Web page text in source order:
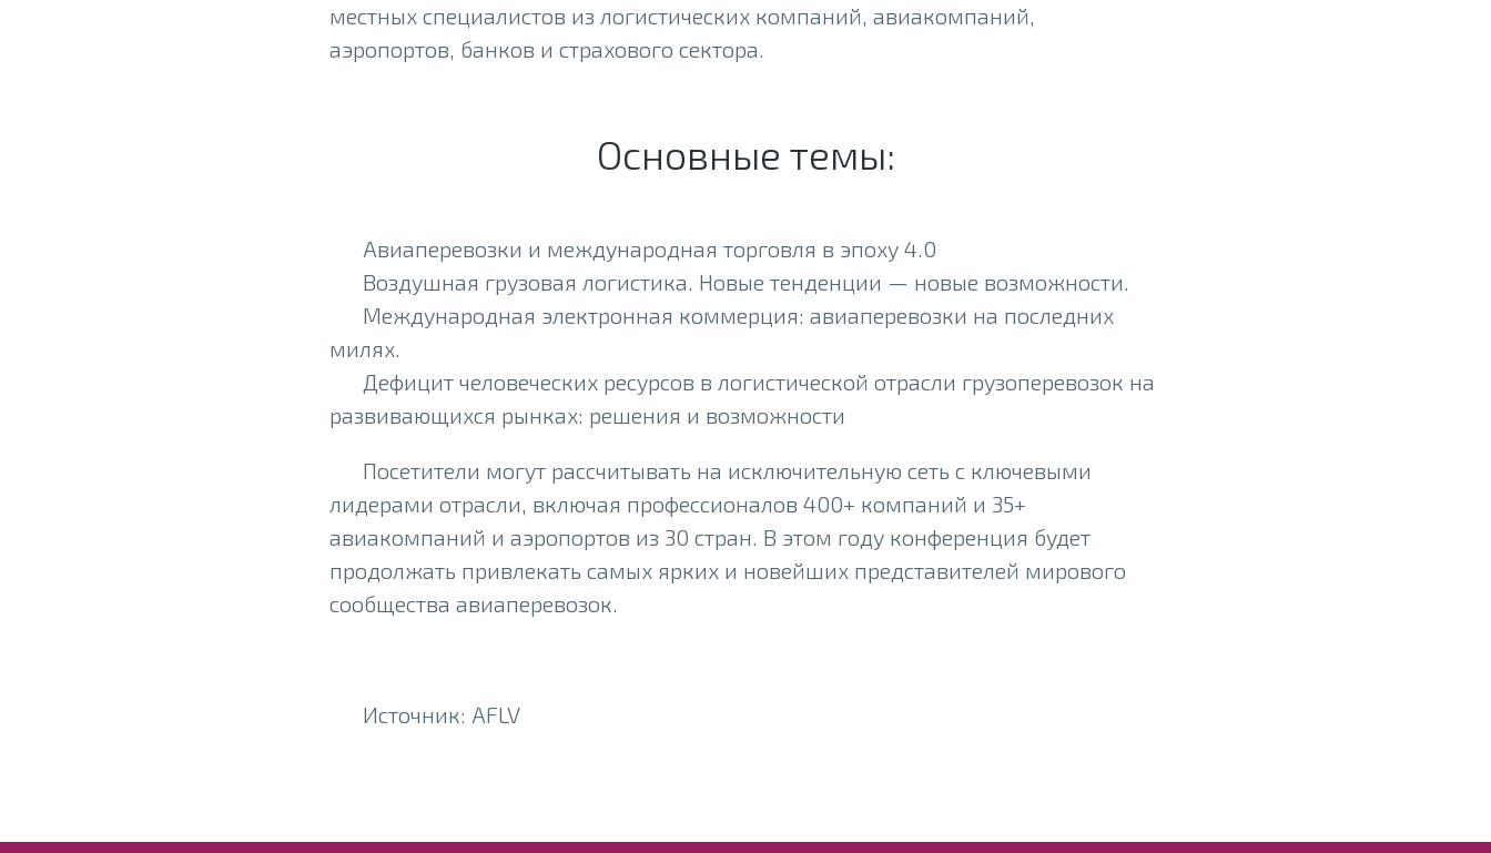
местных специалистов из логистических компаний, авиакомпаний,
аэропортов, банков и страхового сектора.
Основные темы:
Авиаперевозки и международная торговля в эпоху 4.0
Воздушная грузовая логистика. Новые тенденции — новые возможности.
Международная электронная коммерция: авиаперевозки на последних
милях.
Дефицит человеческих ресурсов в логистической отрасли грузоперевозок на
развивающихся рынках: решения и возможности
Посетители могут рассчитывать на исключительную сеть с ключевыми
лидерами отрасли, включая профессионалов 400+ компаний и 35+
авиакомпаний и аэропортов из 30 стран. В этом году конференция будет
продолжать привлекать самых ярких и новейших представителей мирового
сообщества авиаперевозок.
Источник: AFLV